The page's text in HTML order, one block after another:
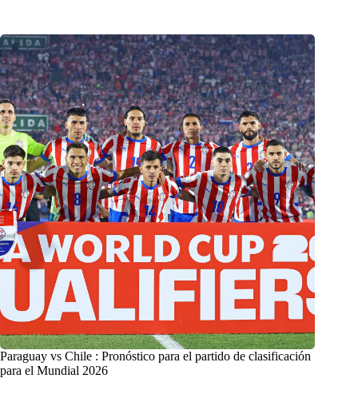
Paraguay vs Chile : Pronóstico para el partido de clasificación
para el Mundial 2026